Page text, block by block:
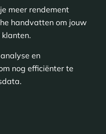
meer rendement
handvatten om jouw
en
nog efficiënter te